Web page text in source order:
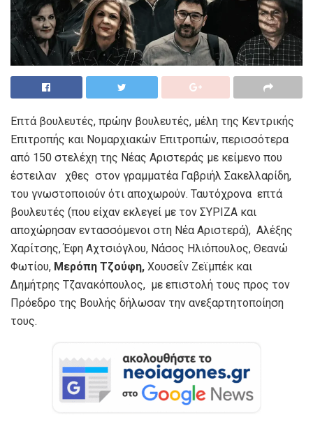
Επτά βουλευτές, πρώην βουλευτές, μέλη της Κεντρικής
Επιτροπής και Νομαρχιακών Επιτροπών, περισσότερα
από 150 στελέχη της Νέας Αριστεράς με κείμενο που
έστειλαν χθες στον γραμματέα Γαβριήλ Σακελλαρίδη,
του γνωστοποιούν ότι αποχωρούν. Ταυτόχρονα επτά
βουλευτές (που είχαν εκλεγεί με τον ΣΥΡΙΖΑ και
αποχώρησαν εντασσόμενοι στη Νέα Αριστερά), Αλέξης
Χαρίτσης, Έφη Αχτσιόγλου, Νάσος Ηλιόπουλος, Θεανώ
Φωτίου, Μερόπη Τζούφη, Χουσεΐν Ζεϊμπέκ και
Δημήτρης Τζανακόπουλος, με επιστολή τους προς τον
Πρόεδρο της Βουλής δήλωσαν την ανεξαρτητοποίηση
τους.